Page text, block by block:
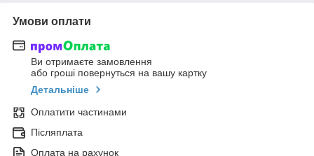
Умови оплати
Ви отримаєте замовлення
або гроші повернуться на вашу картку
Детальніше
Оплатити частинами
Післяплата
Оплата на рахунок